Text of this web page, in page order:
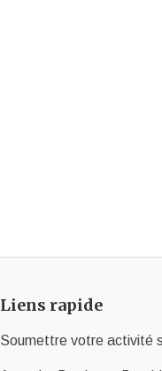
Liens rapide
Soumettre votre activité